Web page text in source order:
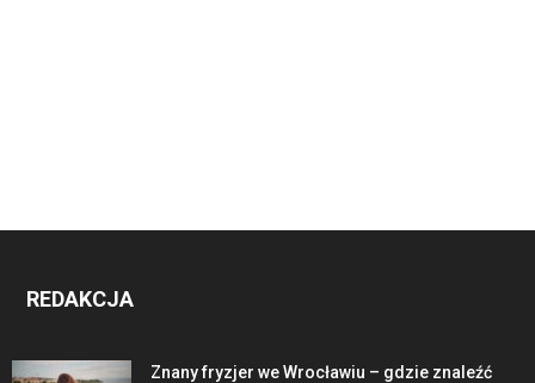
REDAKCJA
Znany fryzjer we Wrocławiu – gdzie znaleźć